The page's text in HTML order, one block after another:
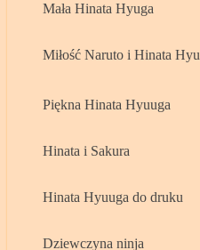
Mała Hinata Hyuga
Miłość Naruto i Hinata
Piękna Hinata Hyuuga
Hinata i Sakura
Hinata Hyuuga do druku
Dziewczyna ninja